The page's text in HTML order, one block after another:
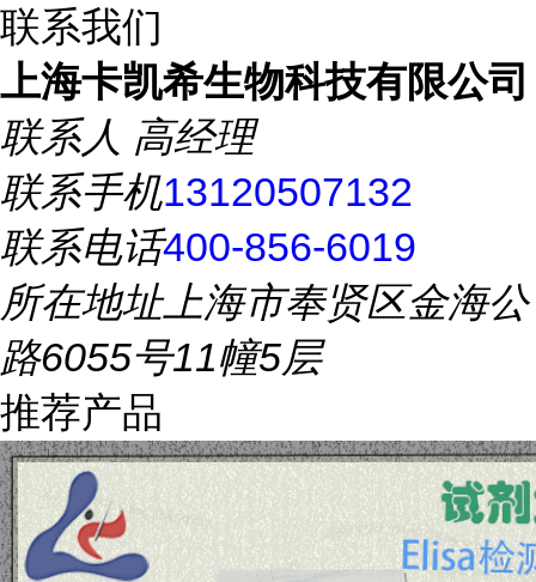
联系我们
上海卡凯希生物科技有限公司
联系人 高经理
联系手机13120507132
联系电话400-856-6019
所在地址上海市奉贤区金海公
路6055号11幢5层
推荐产品